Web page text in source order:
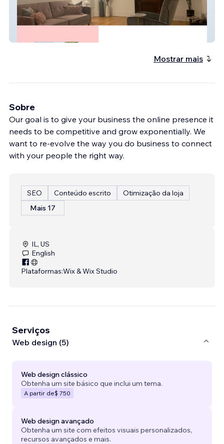
Mostrar mais
Sobre
Our goal is to give your business the online presence it
needs to be competitive and grow exponentially. We
want to re-evolve the way you do business to connect
with your people the right way.
SEO Conteúdo escrito
Otimização da loja
Mais 17
IL, US
English
Plataformas:Wix & Wix Studio
Serviços
Web design (5)
Web design clássico
Obtenha um site básico que inclui um tema.
A partir de$ 750
Web design avançado
Obtenha um site com efeitos visuais personalizados,
recursos avançados e mais.